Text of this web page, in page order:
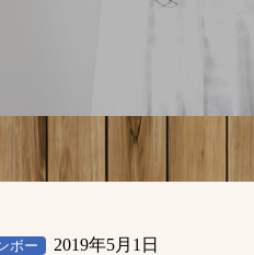
ボー 2019年5月1日